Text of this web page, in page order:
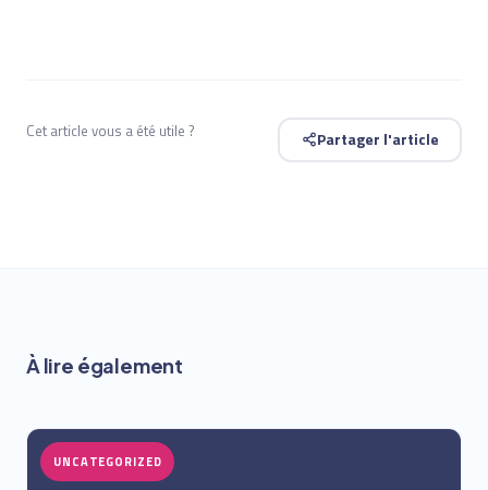
Cet article vous a été utile ? Partager l'article
À lire également
UNCATEGORIZED